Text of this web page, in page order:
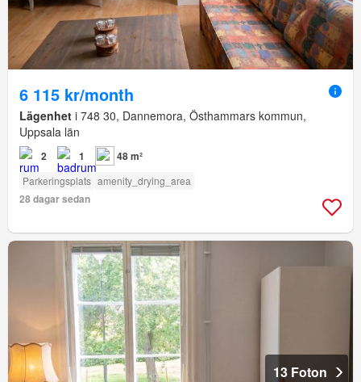
6 115 kr/month
Lägenhet i 748 30, Dannemora, Östhammars kommun,
Uppsala län
2 1 48 m²
Parkeringsplats amenity_drying_area
28 dagar sedan
13 Foton